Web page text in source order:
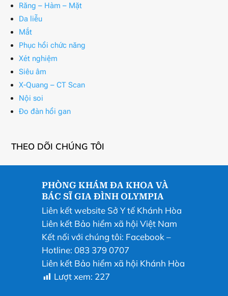
Răng – Hàm – Mặt
Da liễu
Mắt
Phục hồi chức năng
Xét nghiệm
Siêu âm
X-Quang – CT Scan
Nội soi
Đo đàn hồi gan
THEO DÕI CHÚNG TÔI
PHÒNG KHÁM ĐA KHOA VÀ
BÁC SĨ GIA ĐÌNH OLYMPIA
Liên kết website Sở Y tế Khánh Hòa
Liên kết Bảo hiểm xã hội Việt Nam
Kết nối với chúng tôi: Facebook –
Hotline: 083 379 0707
Liên kết Bảo hiểm xã hội Khánh Hòa
Lượt xem: 227